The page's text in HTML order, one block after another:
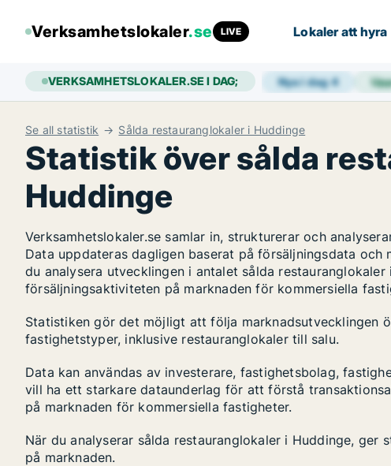
Verksamhetslokaler.se LIVE Lokaler att hyra
VERKSAMHETSLOKALER.SE I DAG; Nya i dag4
Se all statistik Sålda restauranglokaler i Huddinge
Statistik över sålda
Huddinge
Verksamhetslokaler.se samlar in, strukturerar och
Data uppdateras dagligen baserat på försäljningsdata och
du analysera utvecklingen i antalet sålda
försäljningsaktiviteten på marknaden för kommersiella
Statistiken gör det möjligt att följa marknadsutvecklingen
fastighetstyper, inklusive restauranglokaler till salu.
Data kan användas av investerare, fastighetsbolag,
vill ha ett starkare dataunderlag för att förstå
på marknaden för kommersiella fastigheter.
När du analyserar sålda restauranglokaler i Huddinge,
på marknaden.